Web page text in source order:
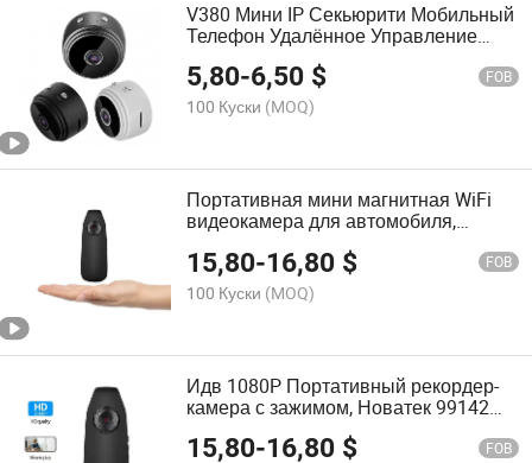
V380 Мини IP Секьюрити Мобильный
Телефон Удалённое Управление
WiFi HD Камера
5,80-6,50 $ FOB
100 Куски (MOQ)
Портативная мини магнитная WiFi
видеокамера для автомобиля,
15,80-16,80 $ FOB
100 Куски (MOQ)
Идв 1080P Портативный рекордер-
камера с зажимом, Новатек 99142
Поддержка голосового рекордера
15,80-16,80 $ FOB